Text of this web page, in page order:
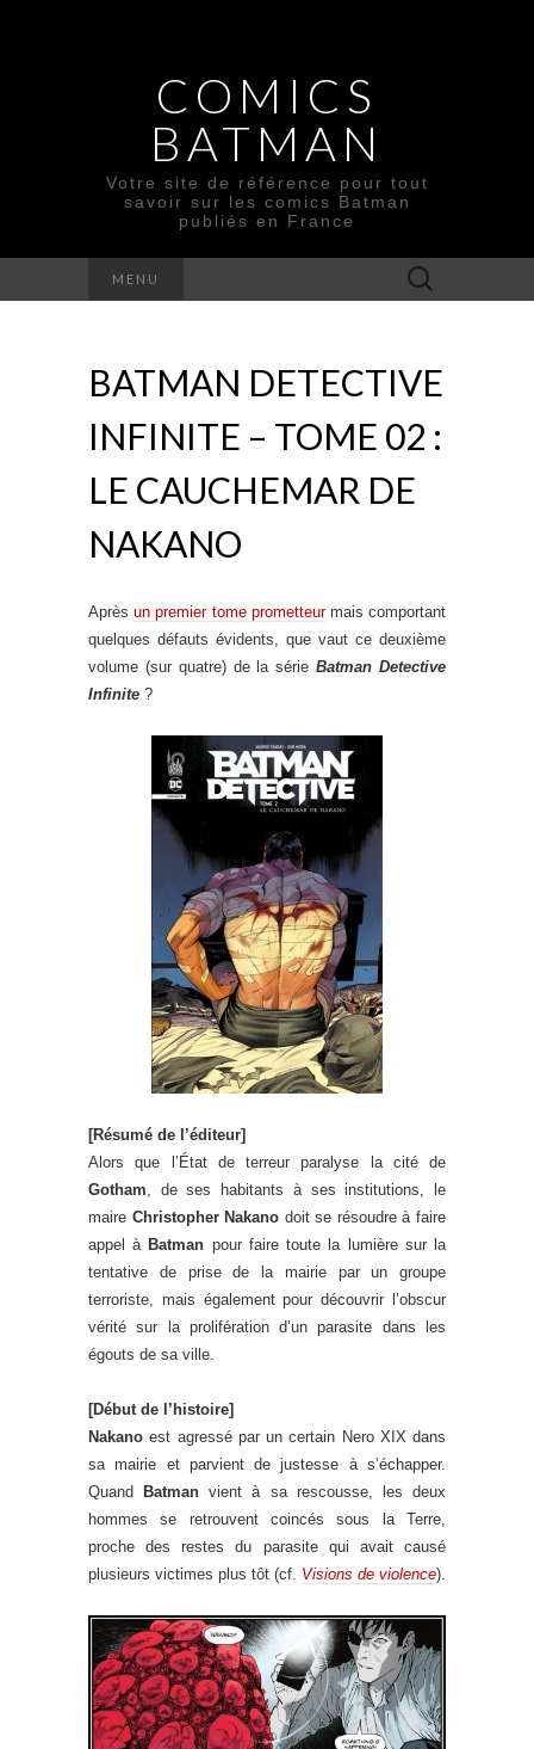
COMICS
BATMAN
Votre site de référence pour tout
savoir sur les comics Batman
publiés en France
MENU Rechercher :
BATMAN DETECTIVE
INFINITE – TOME 02 :
LE CAUCHEMAR DE
NAKANO
Aprèsun premier tome prometteurmais comportant
quelques défauts évidents, que vaut ce deuxième
volume (sur quatre) de la sérieBatman Detective
Infinite ?
[Résumé de l’éditeur]
Alors que l’État de terreur paralyse la cité de
Gotham, de ses habitants à ses institutions, le
maire Christopher Nakano doit se résoudre à faire
appel à Batman pour faire toute la lumière sur la
tentative de prise de la mairie par un groupe
terroriste, mais également pour découvrir l’obscur
vérité sur la prolifération d’un parasite dans les
égouts de sa ville.
[Début de l’histoire]
Nakano est agressé par un certain Nero XIX dans
sa mairie et parvient de justesse à s’échapper.
Quand
Batman vient à sa rescousse, les deux
hommes se retrouvent coincés sous la Terre,
proche des restes du parasite qui avait causé
plusieurs victimes plus tôt (cf. Visions de violence).